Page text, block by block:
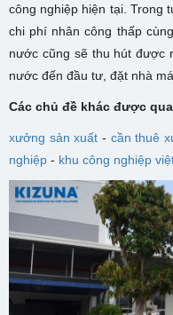
công nghiệp hiện tại. Trong
chi phí nhân công thấp
nước cũng sẽ thu hút được
nước đến đầu tư, đặt nhà
Các chủ đề khác được
xưởng sản xuất - cần thuê
nghiệp - khu công nghiệp